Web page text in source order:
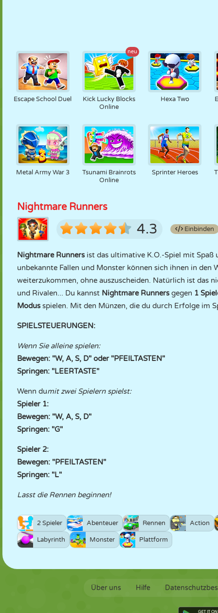
Escape School Duel
neu
Kick Lucky Blocks
Online
Hexa Two
Metal Army War 3
Tsunami Brainrots
Online
Sprinter Heroes
Nightmare Runners
4.3 Einbinden
Nightmare Runnersist das ultimative K.O.-Spiel mit Spaß
unbekannte Fallen und Monster können sich ihnen in den
weiterzukommen, ohne auszuscheiden. Natürlich ist das
und Rivalen... Du kannst Nightmare Runnersgegen 1
Modusspielen. Mit den Münzen, die du durch Erfolge im
SPIELSTEUERUNGEN:
Wenn Sie alleine spielen:
Bewegen: "W, A, S, D" oder "PFEILTASTEN"
Springen: "LEERTASTE"
Wenn dumit zwei Spielern spielst:
Spieler 1:
Bewegen: "W, A, S, D"
Springen: "G"
Spieler 2:
Bewegen: "PFEILTASTEN"
Springen: "L"
Lasst die Rennen beginnen!
2 Spieler Abenteuer Rennen Action
Labyrinth Monster Plattform
Über uns Hilfe